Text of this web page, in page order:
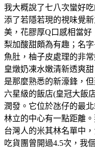
我大概說了七八次蠻好
添了若隱若現的視味覺
美，花膠厚Q口感相當
梨加酸甜頗為有趣；名
魚肚，柚子皮處理的非
皇燉奶凍水嫩清新透爽
是那麼熟悉的新濠鋒，
六星級的飯店(皇冠大飯
潤發。它位於氹仔的最
林立的中心有一點距離
台灣人的米其林名單中
吃貨團曾開過4.5次，我